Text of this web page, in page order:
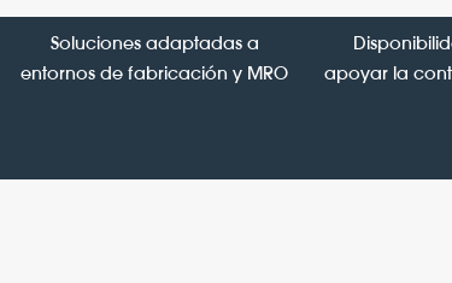
Soluciones adaptadas a
entornos de fabricación y MRO
apoyar la